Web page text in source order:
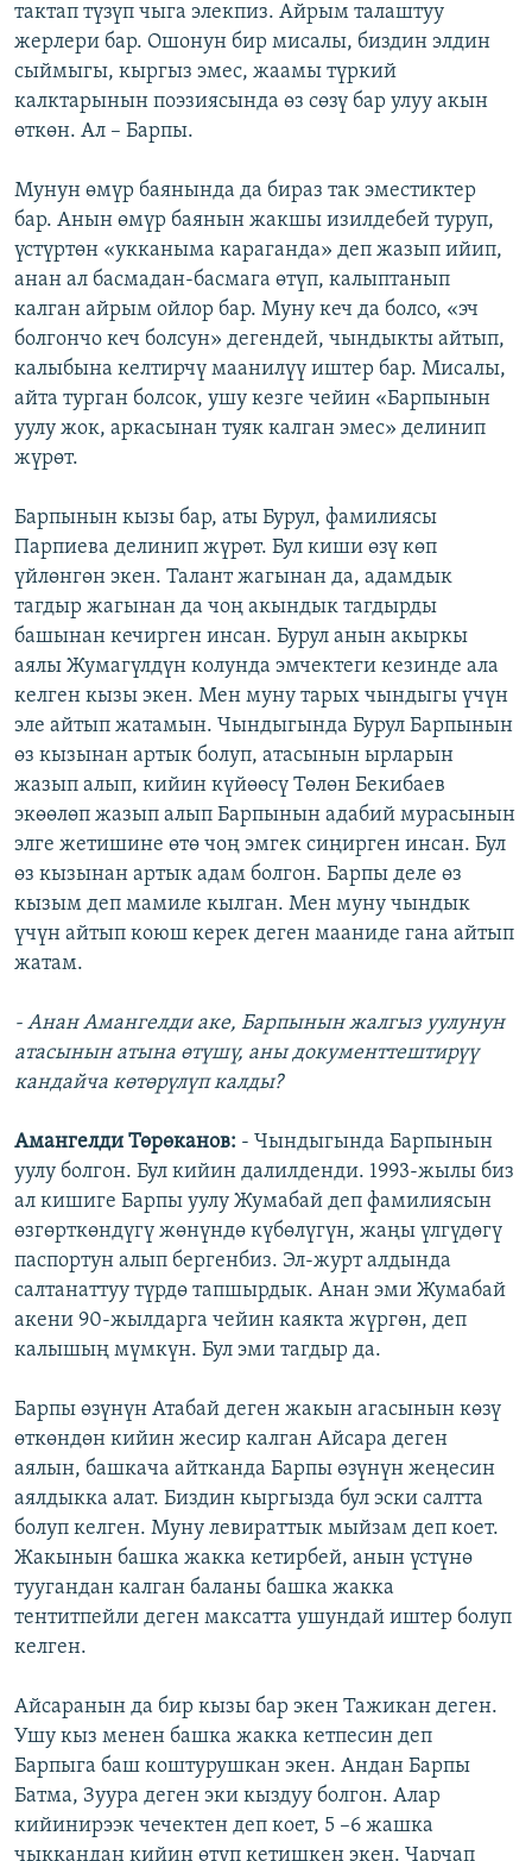
тактап түзүп чыга элекпиз. Айрым талаштуу
жерлери бар. Ошонун бир мисалы, биздин элдин
сыймыгы, кыргыз эмес, жаамы түркий
калктарынын поэзиясында өз сөзү бар улуу акын
өткөн. Ал – Барпы.
Мунун өмүр баянында да бираз так эместиктер
бар. Анын өмүр баянын жакшы изилдебей туруп,
үстүртөн «укканыма караганда» деп жазып ийип,
анан ал басмадан-басмага өтүп, калыптанып
калган айрым ойлор бар. Муну кеч да болсо, «эч
болгончо кеч болсун» дегендей, чындыкты айтып,
калыбына келтирчү маанилүү иштер бар. Мисалы,
айта турган болсок, ушу кезге чейин «Барпынын
уулу жок, аркасынан туяк калган эмес» делинип
жүрөт.
Барпынын кызы бар, аты Бурул, фамилиясы
Парпиева делинип жүрөт. Бул киши өзү көп
үйлөнгөн экен. Талант жагынан да, адамдык
тагдыр жагынан да чоң акындык тагдырды
башынан кечирген инсан. Бурул анын акыркы
аялы Жумагүлдүн колунда эмчектеги кезинде ала
келген кызы экен. Мен муну тарых чындыгы үчүн
эле айтып жатамын. Чындыгында Бурул Барпынын
өз кызынан артык болуп, атасынын ырларын
жазып алып, кийин күйөөсү Төлөн Бекибаев
экөөлөп жазып алып Барпынын адабий мурасынын
элге жетишине өтө чоң эмгек сиңирген инсан. Бул
өз кызынан артык адам болгон. Барпы деле өз
кызым деп мамиле кылган. Мен муну чындык
үчүн айтып коюш керек деген мааниде гана айтып
жатам.
- Анан Амангелди аке, Барпынын жалгыз уулунун
атасынын атына өтүшү, аны документтештирүү
кандайча көтөрүлүп калды?
Амангелди Төрөканов: - Чындыгында Барпынын
уулу болгон. Бул кийин далилденди. 1993-жылы биз
ал кишиге Барпы уулу Жумабай деп фамилиясын
өзгөрткөндүгү жөнүндө күбөлүгүн, жаңы үлгүдөгү
паспортун алып бергенбиз. Эл-журт алдында
салтанаттуу түрдө тапшырдык. Анан эми Жумабай
акени 90-жылдарга чейин каякта жүргөн, деп
калышың мүмкүн. Бул эми тагдыр да.
Барпы өзүнүн Атабай деген жакын агасынын көзү
өткөндөн кийин жесир калган Айсара деген
аялын, башкача айтканда Барпы өзүнүн жеңесин
аялдыкка алат. Биздин кыргызда бул эски салтта
болуп келген. Муну левираттык мыйзам деп коет.
Жакынын башка жакка кетирбей, анын үстүнө
туугандан калган баланы башка жакка
тентитпейли деген максатта ушундай иштер болуп
келген.
Айсаранын да бир кызы бар экен Тажикан деген.
Ушу кыз менен башка жакка кетпесин деп
Барпыга баш коштурушкан экен. Андан Барпы
Батма, Зуура деген эки кыздуу болгон. Алар
кийинирээк чечектен деп коет, 5 –6 жашка
чыккандан кийин өтүп кетишкен экен. Чарчап